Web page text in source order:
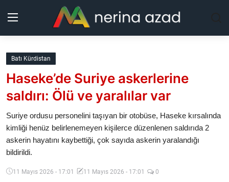
Kurdistan
Bölgeler
Güncel
Analiz
Batı Kürdistan
Haseke’de Suriye askerlerine
saldırı: Ölü ve yaralılar var
Suriye ordusu personelini taşıyan bir otobüse, Haseke kırsalında
kimliği henüz belirlenemeyen kişilerce düzenlenen saldırıda 2
askerin hayatını kaybettiği, çok sayıda askerin yaralandığı
bildirildi.
11 Mayıs 2026 - 17:01 11 Mayıs 2026 - 17:01 0